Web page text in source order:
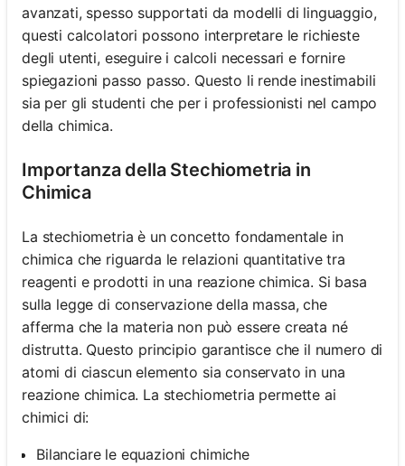
avanzati, spesso supportati da modelli di linguaggio,
questi calcolatori possono interpretare le richieste
degli utenti, eseguire i calcoli necessari e fornire
spiegazioni passo passo. Questo li rende inestimabili
sia per gli studenti che per i professionisti nel campo
della chimica.
Importanza della Stechiometria in
Chimica
La stechiometria è un concetto fondamentale in
chimica che riguarda le relazioni quantitative tra
reagenti e prodotti in una reazione chimica. Si basa
sulla legge di conservazione della massa, che
afferma che la materia non può essere creata né
distrutta. Questo principio garantisce che il numero di
atomi di ciascun elemento sia conservato in una
reazione chimica. La stechiometria permette ai
chimici di:
Bilanciare le equazioni chimiche